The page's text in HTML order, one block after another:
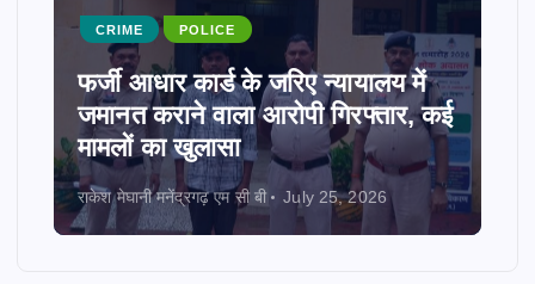
CRIME POLICE
फर्जी आधार कार्ड के जरिए न्यायालय में
जमानत कराने वाला आरोपी गिरफ्तार, कई
मामलों का खुलासा
राकेश मेघानी मनेंद्रगढ़ एम सी बी July 25, 2026